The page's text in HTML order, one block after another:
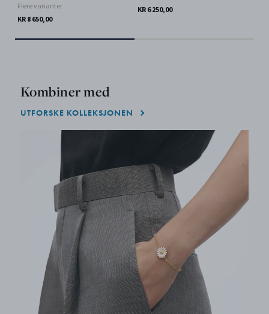
Flere varianter
KR 8 650,00
KR 6 250,00
Kombiner med
UTFORSKE KOLLEKSJONEN